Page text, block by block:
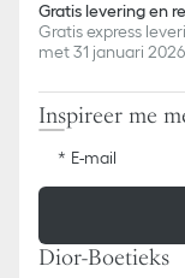
Gratis levering en
Gratis express
met 31 januari 2026
Inspireer me
E-mail
Dior-Boetieks